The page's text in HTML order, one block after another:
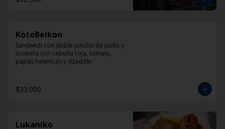
KotoBeikon
Sandwich con doble pincho de pollo y
tocineta con cebolla roja, tomate,
papas helenicas y dzadziki
$33.000
Lukaniko